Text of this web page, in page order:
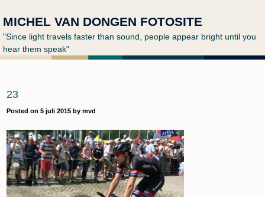
MICHEL VAN DONGEN FOTOSITE
"Since light travels faster than sound, people appear bright until you
hear them speak"
23
Posted on 5 juli 2015by mvd